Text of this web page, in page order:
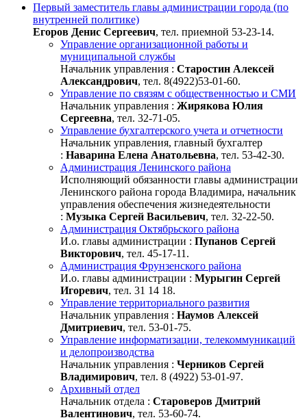
Первый заместитель главы администрации города (по
внутренней политике)
Егоров Денис Сергеевич, тел. приемной 53-23-14.
Управление организационной работы и
муниципальной службы
Начальник управления : Старостин Алексей
Александрович, тел. 8(4922)53-01-60.
Управление по связям с общественностью и СМИ
Начальник управления : Жирякова Юлия
Сергеевна, тел. 32-71-05.
Управление бухгалтерского учета и отчетности
Начальник управления, главный бухгалтер
: Наварина Елена Анатольевна, тел. 53-42-30.
Администрация Ленинского района
Исполняющий обязанности главы администрации
Ленинского района города Владимира, начальник
управления обеспечения жизнедеятельности
: Музыка Сергей Васильевич, тел. 32-22-50.
Администрация Октябрьского района
И.о. главы администрации : Пупанов Сергей
Викторович, тел. 45-17-11.
Администрация Фрунзенского района
И.о. главы администрации : Мурыгин Сергей
Игоревич, тел. 31 14 18.
Управление территориального развития
Начальник управления : Наумов Алексей
Дмитриевич, тел. 53-01-75.
Управление информатизации, телекоммуникаций
и делопроизводства
Начальник управления : Черников Сергей
Владимирович, тел. 8 (4922) 53-01-97.
Архивный отдел
Начальник отдела : Староверов Дмитрий
Валентинович, тел. 53-60-74.